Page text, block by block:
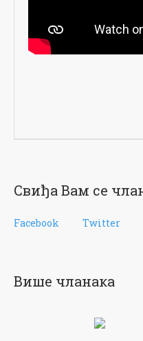
Свиђа Вам се
Facebook Twitter
Више чланака